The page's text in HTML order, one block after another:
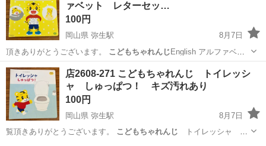
ァベット レターセッ…
100円
岡山県 弥生駅
8月7日
頂きありがとうございます。 こどもちゃれんじEnglish アルファベッ
ト …
岡山 倉敷市 おもちゃ English
店2608-271 こどもちゃれんじ トイレッシ
ャ しゅっぱつ！ キズ汚れあり
100円
岡山県 弥生駅
8月7日
覧頂きありがとうございます。 こどもちゃれんじ トイレッシャ し